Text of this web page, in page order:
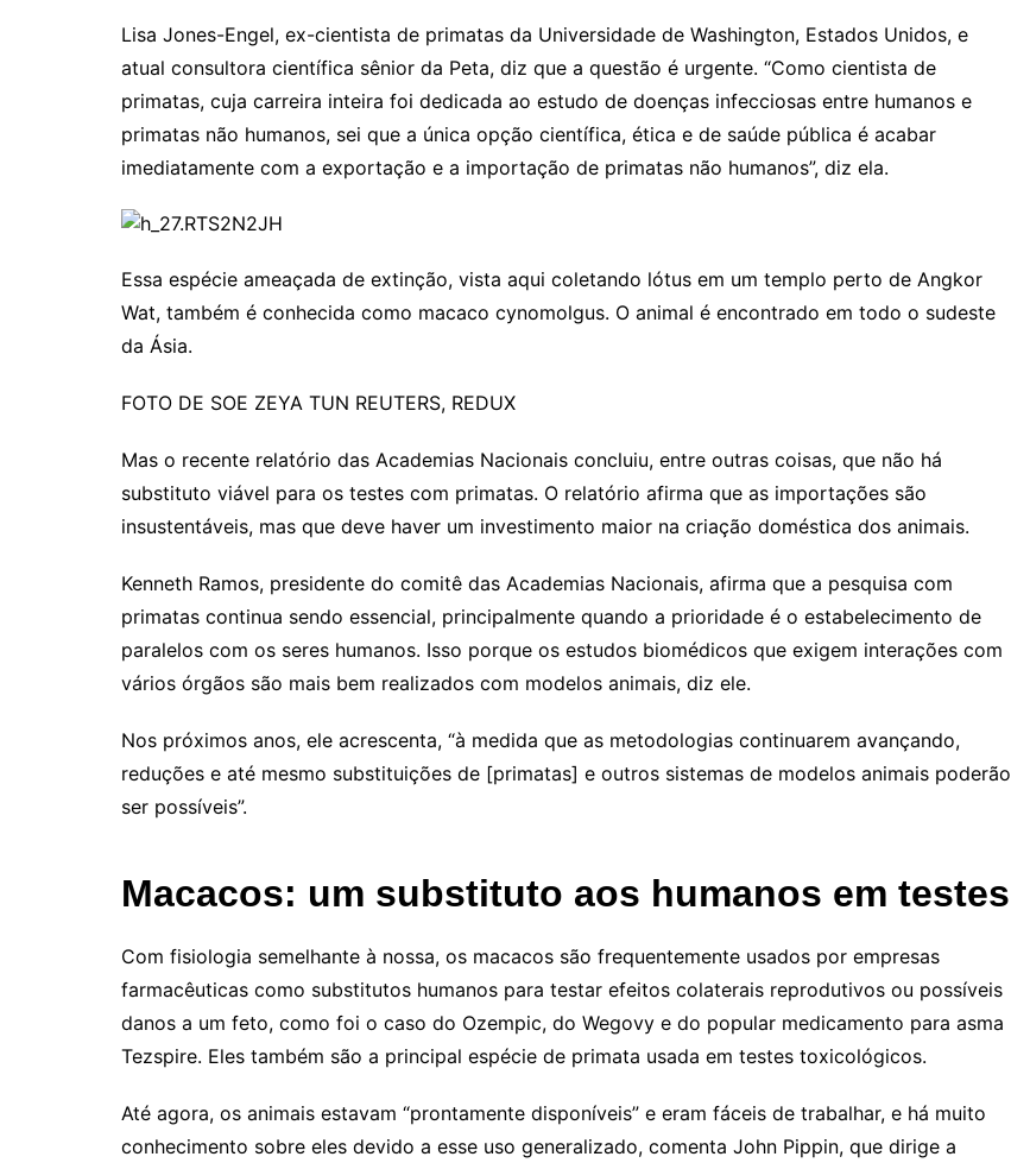
Lisa Jones-Engel, ex-cientista de primatas da Universidade de Washington, Estados Unidos, e
atual consultora científica sênior da Peta, diz que a questão é urgente. “Como cientista de
primatas, cuja carreira inteira foi dedicada ao estudo de doenças infecciosas entre humanos e
primatas não humanos, sei que a única opção científica, ética e de saúde pública é acabar
imediatamente com a exportação e a importação de primatas não humanos”, diz ela.
Essa espécie ameaçada de extinção, vista aqui coletando lótus em um templo perto de Angkor
Wat, também é conhecida como macaco cynomolgus. O animal é encontrado em todo o sudeste
da Ásia.
FOTO DE SOE ZEYA TUN REUTERS, REDUX
Mas o recente relatório das Academias Nacionais concluiu, entre outras coisas, que não há
substituto viável para os testes com primatas. O relatório afirma que as importações são
insustentáveis, mas que deve haver um investimento maior na criação doméstica dos animais.
Kenneth Ramos, presidente do comitê das Academias Nacionais, afirma que a pesquisa com
primatas continua sendo essencial, principalmente quando a prioridade é o estabelecimento de
paralelos com os seres humanos. Isso porque os estudos biomédicos que exigem interações com
vários órgãos são mais bem realizados com modelos animais, diz ele.
Nos próximos anos, ele acrescenta, “à medida que as metodologias continuarem avançando,
reduções e até mesmo substituições de [primatas] e outros sistemas de modelos animais poderão
ser possíveis”.
Macacos: um substituto aos humanos em testes
Com fisiologia semelhante à nossa, os macacos são frequentemente usados por empresas
farmacêuticas como substitutos humanos para testar efeitos colaterais reprodutivos ou possíveis
danos a um feto, como foi o caso do Ozempic, do Wegovy e do popular medicamento para asma
Tezspire. Eles também são a principal espécie de primata usada em testes toxicológicos.
Até agora, os animais estavam “prontamente disponíveis” e eram fáceis de trabalhar, e há muito
conhecimento sobre eles devido a esse uso generalizado, comenta John Pippin, que dirige a